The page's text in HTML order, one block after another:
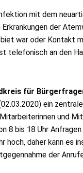
mit dem
der
war oder Kontakt
telefonisch an den
für
ein
und
8 bis 18 Uhr
hoch, daher kann es
der